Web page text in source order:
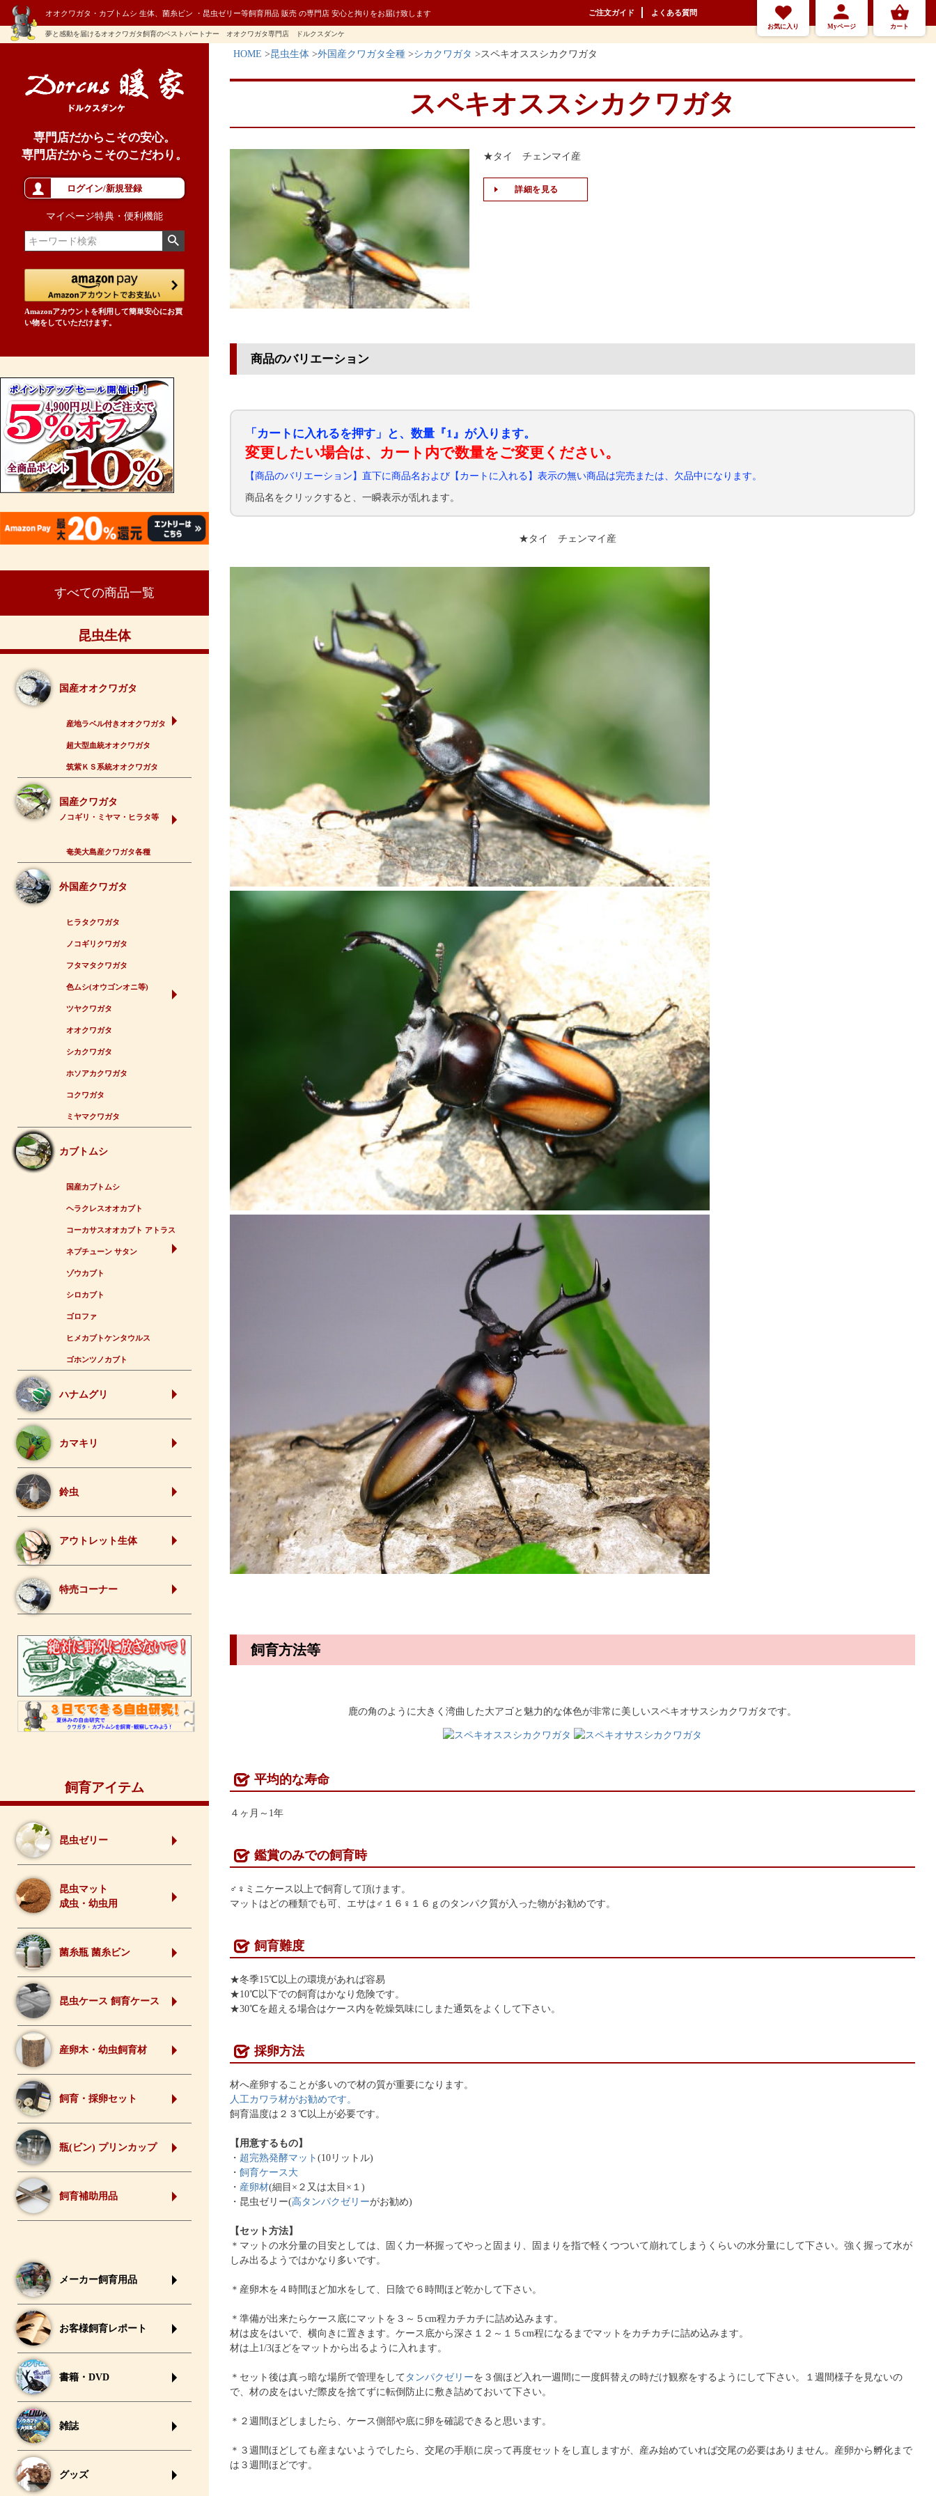
オオクワガタ・カブトムシ 生体、菌糸ビン ・昆虫ゼリー等飼育用品 販売 の専門店 安心と拘りをお届け致します ご注文ガイド よくある質問
夢と感動を届けるオオクワガタ飼育のベストパートナー オオクワガタ専門店 ドルクスダンケ
お気に入り Myページ カート
専門店だからこその安心。
専門店だからこそのこだわり。
ログイン/新規登録
マイページ特典・便利機能
Amazonアカウントを利用して簡単安心にお買
い物をしていただけます。
すべての商品一覧
昆虫生体
国産オオクワガタ
産地ラベル付きオオクワガタ
超大型血統オオクワガタ
筑紫ＫＳ系統オオクワガタ
国産クワガタ
ノコギリ・ミヤマ・ヒラタ等
奄美大島産クワガタ各種
外国産クワガタ
ヒラタクワガタ
ノコギリクワガタ
フタマタクワガタ
色ムシ(オウゴンオニ等)
ツヤクワガタ
オオクワガタ
シカクワガタ
ホソアカクワガタ
コクワガタ
ミヤマクワガタ
カブトムシ
国産カブトムシ
ヘラクレスオオカブト
コーカサスオオカブト アトラス
ネプチューン サタン
ゾウカブト
シロカブト
ゴロファ
ヒメカブトケンタウルス
ゴホンツノカブト
ハナムグリ
カマキリ
鈴虫
アウトレット生体
特売コーナー
飼育アイテム
昆虫ゼリー
昆虫マット
成虫・幼虫用
菌糸瓶 菌糸ビン
昆虫ケース 飼育ケース
産卵木・幼虫飼育材
飼育・採卵セット
瓶(ビン) プリンカップ
飼育補助用品
メーカー飼育用品
お客様飼育レポート
書籍・DVD
雑誌
グッズ
HOME 昆虫生体 外国産クワガタ全種 シカクワガタ スペキオススシカクワガタ
スペキオススシカクワガタ
★タイ チェンマイ産
詳細を見る
商品のバリエーション
「カートに入れるを押す」と、数量『1』が入ります。
変更したい場合は、カート内で数量をご変更ください。
【商品のバリエーション】直下に商品名および【カートに入れる】表示の無い商品は完売または、欠品中になります。
商品名をクリックすると、一瞬表示が乱れます。
★タイ チェンマイ産
飼育方法等
鹿の角のように大きく湾曲した大アゴと魅力的な体色が非常に美しいスペキオサスシカクワガタです。
平均的な寿命
４ヶ月～1年
鑑賞のみでの飼育時
♂♀ミニケース以上で飼育して頂けます。
マットはどの種類でも可、エサは♂１６♀１６ｇのタンパク質が入った物がお勧めです。
飼育難度
★冬季15℃以上の環境があれば容易
★10℃以下での飼育はかなり危険です。
★30℃を超える場合はケース内を乾燥気味にしまた通気をよくして下さい。
採卵方法
材へ産卵することが多いので材の質が重要になります。
人工カワラ材がお勧めです。
飼育温度は２３℃以上が必要です。
【用意するもの】
・ 超完熟発酵マット (10リットル)
・ 飼育ケース大
・ 産卵材(細目×２又は太目×１)
・昆虫ゼリー(高タンパクゼリーがお勧め)
【セット方法】
＊マットの水分量の目安としては、固く力一杯握ってやっと固まり、固まりを指で軽くつついて崩れてしまうくらいの水分量にして下さい。強く握って水が
しみ出るようではかなり多いです。
＊産卵木を４時間ほど加水をして、日陰で６時間ほど乾かして下さい。
＊準備が出来たらケース底にマットを３～５cm程カチカチに詰め込みます。
材は皮をはいで、横向きに置きます。ケース底から深さ１２～１５cm程になるまでマットをカチカチに詰め込みます。
材は上1/3ほどをマットから出るように入れます。
＊セット後は真っ暗な場所で管理をして タンパクゼリーを３個ほど入れ一週間に一度餌替えの時だけ観察をするようにして下さい。１週間様子を見ないの
で、材の皮をはいだ際皮を捨てずに転倒防止に敷き詰めておいて下さい。
＊２週間ほどしましたら、ケース側部や底に卵を確認できると思います。
＊３週間ほどしても産まないようでしたら、交尾の手順に戻って再度セットをし直しますが、産み始めていれば交尾の必要はありません。産卵から孵化まで
は３週間ほどです。